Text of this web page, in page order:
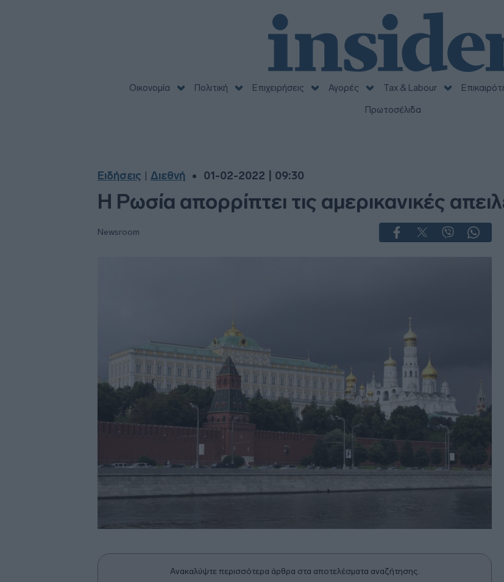
Οικονομία Πολιτική Επιχειρήσεις Αγορές Tax & Labour
Πρωτοσέλιδα
Ειδήσεις Διεθνή 01-02-2022 | 09:30
Η Ρωσία απορρίπτει τις αμερικανικές
Newsroom
Ανακαλύψτε περισσότερα άρθρα στα αποτελέσματα αναζήτησης.